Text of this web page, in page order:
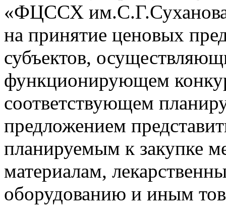
«ФЦССХ
на принятие ценовых
субъектов,
функционирующем
соответствующем
предложением
планируемым к закупке
материалам,
оборудованию и иным